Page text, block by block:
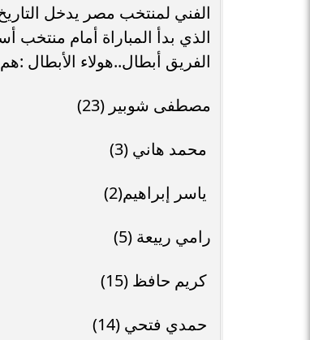
الفريق أبطال..هولاء الأبطال :هم
مصطفى شوبير (23)
محمد هاني (3)
ياسر إبراهيم(2)
رامي رييعة (5)
كريم حافظ (15)
حمدي فتحي (14)